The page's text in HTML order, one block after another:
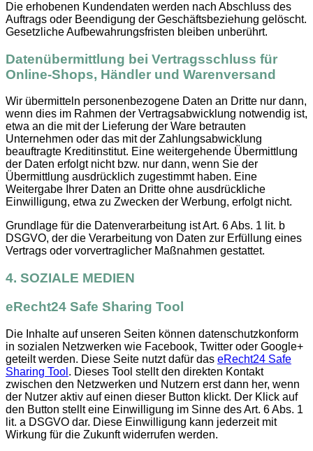
Die erhobenen Kundendaten werden nach Abschluss des
Auftrags oder Beendigung der Geschäftsbeziehung gelöscht.
Gesetzliche Aufbewahrungsfristen bleiben unberührt.
Datenübermittlung bei Vertragsschluss für
Online-Shops, Händler und Warenversand
Wir übermitteln personenbezogene Daten an Dritte nur dann,
wenn dies im Rahmen der Vertragsabwicklung notwendig ist,
etwa an die mit der Lieferung der Ware betrauten
Unternehmen oder das mit der Zahlungsabwicklung
beauftragte Kreditinstitut. Eine weitergehende Übermittlung
der Daten erfolgt nicht bzw. nur dann, wenn Sie der
Übermittlung ausdrücklich zugestimmt haben. Eine
Weitergabe Ihrer Daten an Dritte ohne ausdrückliche
Einwilligung, etwa zu Zwecken der Werbung, erfolgt nicht.
Grundlage für die Datenverarbeitung ist Art. 6 Abs. 1 lit. b
DSGVO, der die Verarbeitung von Daten zur Erfüllung eines
Vertrags oder vorvertraglicher Maßnahmen gestattet.
4. SOZIALE MEDIEN
eRecht24 Safe Sharing Tool
Die Inhalte auf unseren Seiten können datenschutzkonform
in sozialen Netzwerken wie Facebook, Twitter oder Google+
geteilt werden. Diese Seite nutzt dafür das eRecht24 Safe
Sharing Tool . Dieses Tool stellt den direkten Kontakt
zwischen den Netzwerken und Nutzern erst dann her, wenn
der Nutzer aktiv auf einen dieser Button klickt. Der Klick auf
den Button stellt eine Einwilligung im Sinne des Art. 6 Abs. 1
lit. a DSGVO dar. Diese Einwilligung kann jederzeit mit
Wirkung für die Zukunft widerrufen werden.